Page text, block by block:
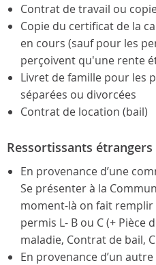
Contrat de travail ou
Copie du certificat de la
en cours (sauf pour les
perçoivent qu'une rente
Livret de famille pour les
séparées ou divorcées
Contrat de location (bail)
Ressortissants étrangers
En provenance d’une
Se présenter à la
moment-là on fait
permis L- B ou C (+ Pièce
maladie, Contrat de bail,
En provenance d’un